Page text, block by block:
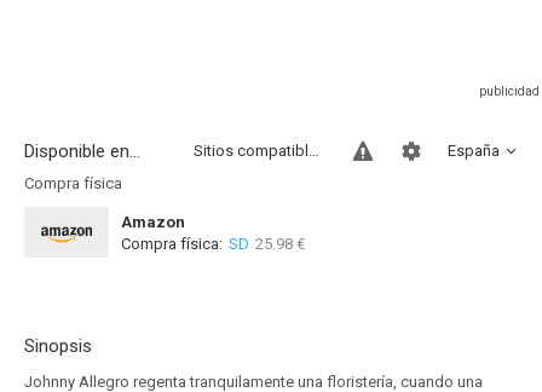
Disponible en... España
Sitios compatibles
Compra física
Amazon
Compra física: SD 25.98 €
Sinopsis
Johnny Allegro regenta tranquilamente una floristería, cuando una